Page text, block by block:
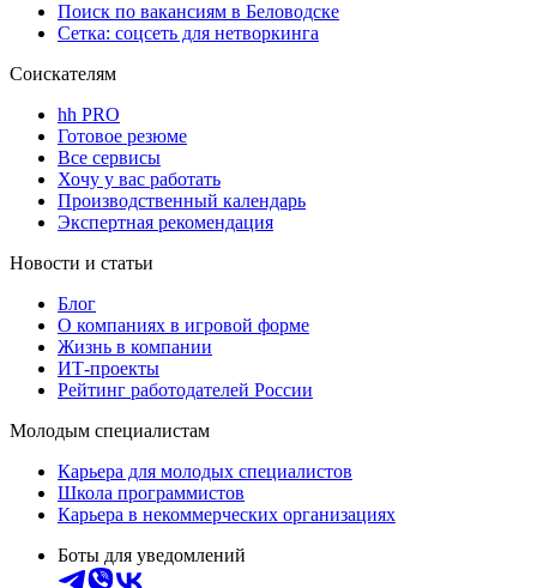
Поиск по вакансиям в Беловодске
Сетка: соцсеть для нетворкинга
Соискателям
hh PRO
Готовое резюме
Все сервисы
Хочу у вас работать
Производственный календарь
Экспертная рекомендация
Новости и статьи
Блог
О компаниях в игровой форме
Жизнь в компании
ИТ-проекты
Рейтинг работодателей России
Молодым специалистам
Карьера для молодых специалистов
Школа программистов
Карьера в некоммерческих организациях
Боты для уведомлений